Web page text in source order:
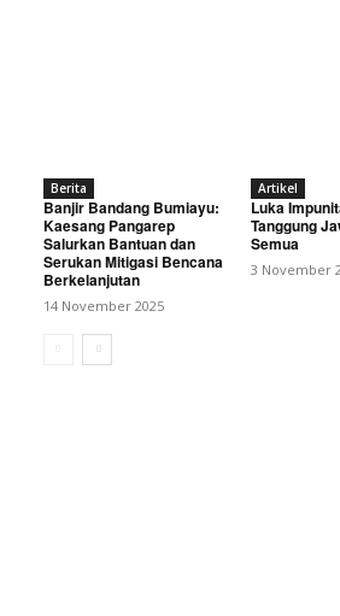
Berita
Banjir Bandang Bumiayu:
Kaesang Pangarep
Salurkan Bantuan dan
Serukan Mitigasi Bencana
Berkelanjutan
14 November 2025
Artikel
Luka
Tanggung
Semua
3 November